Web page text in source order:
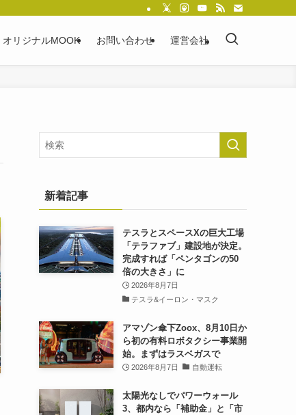
オリジナルMOOK お問い合わせ 運営会社
新着記事
テスラとスペースXの巨大工場
「テラファブ」建設地が決定。
完成すれば「ペンタゴンの50
倍の大きさ」に
2026年8月7日
テスラ&イーロン・マスク
アマゾン傘下Zoox、8月10日か
ら初の有料ロボタクシー事業開
始。まずはラスベガスで
2026年8月7日 自動運転
太陽光なしでパワーウォール
3、都内なら「補助金」と「市